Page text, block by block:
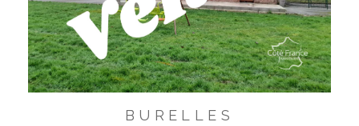
BURELLES